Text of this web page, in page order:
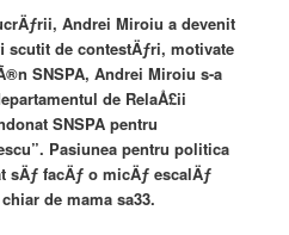
Andrei Miroiu a devenit
scutit de contestÄƒri, motivate
SNSPA, Andrei Miroiu s-a
de RelaÅ£ii
SNSPA pentru
Pasiunea pentru politica
facÄƒ o micÄƒ escalÄƒ
de mama sa33.